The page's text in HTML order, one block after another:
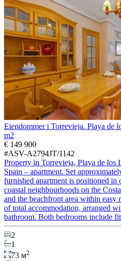
Eiendommer i Torrevieja. Playa de
m2
€ 149 900
#ASV-A2794JT/1142
Property in Torrevieja, Playa de los
Spain – apartment. Set
furnished apartment is positioned in
coastal neighbourhoods on the
and the beachfront area within easy
of total accommodation, arranged
bathroom. Both bedrooms include
2
1
73 м2